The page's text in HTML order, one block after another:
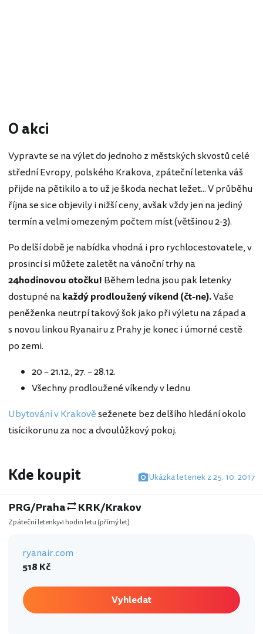
O akci
Vypravte se na výlet do jednoho z městských skvostů celé
střední Evropy, polského Krakova, zpáteční letenka váš
přijde na pětikilo a to už je škoda nechat ležet... V průběhu
října se sice objevily i nižší ceny, avšak vždy jen na jediný
termín a velmi omezeným počtem míst (většinou 2-3).
Po delší době je nabídka vhodná i pro rychlocestovatele, v
prosinci si můžete zaletět na vánoční trhy na
24hodinovou otočku! Během ledna jsou pak letenky
dostupné nakaždý prodloužený víkend (čt-ne).Vaše
peněženka neutrpí takový šok jako při výletu na západ a
s novou linkou Ryanairu z Prahy je konec i úmorné cestě
po zemi.
20 – 21.12., 27. – 28.12.
Všechny prodloužené víkendy v lednu
Ubytování v Krakověseženete bez delšího hledání okolo
tisícikorunu za noc a dvoulůžkový pokoj.
Kde koupit Ukázka letenek z 25. 10. 2017
PRG/Praha KRK/Krakov
Zpáteční letenky1 hodin letu (přímý let)
ryanair.com
518 Kč
Vyhledat